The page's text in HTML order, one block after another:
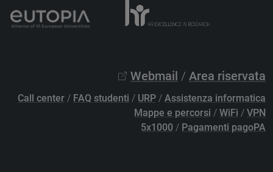
Webmail / Area riservata
Call center / FAQ studenti / URP / Assistenza informatica
Mappe e percorsi / WiFi / VPN
5x1000 / Pagamenti pagoPA